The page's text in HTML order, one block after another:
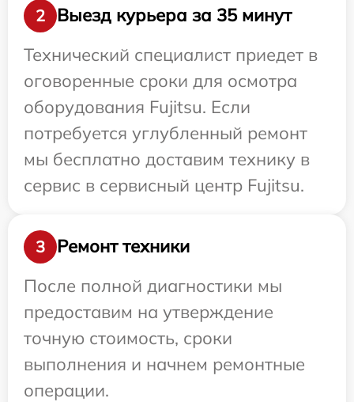
2
Выезд курьера за 35 минут
Технический специалист приедет в
оговоренные сроки для осмотра
оборудования Fujitsu. Если
потребуется углубленный ремонт
мы бесплатно доставим технику в
сервис в сервисный центр Fujitsu.
3
Ремонт техники
После полной диагностики мы
предоставим на утверждение
точную стоимость, сроки
выполнения и начнем ремонтные
операции.